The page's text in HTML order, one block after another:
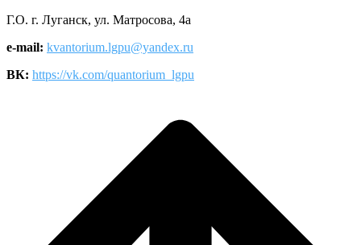
Г.О. г. Луганск, ул. Матросова, 4а
e-mail: kvantorium.lgpu@yandex.ru
ВК: https://vk.com/quantorium_lgpu